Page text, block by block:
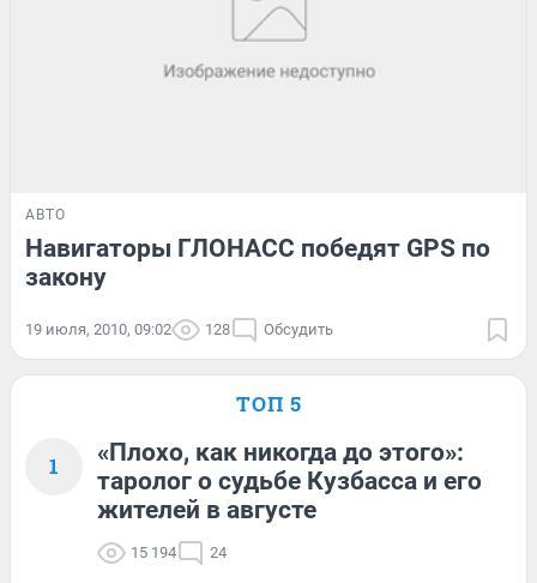
АВТО
Навигаторы ГЛОНАСС победят GPS по
закону
19 июля, 2010, 09:02 128 Обсудить
ТОП 5
1
«Плохо, как никогда до этого»:
таролог о судьбе Кузбасса и его
жителей в августе
15 194 24